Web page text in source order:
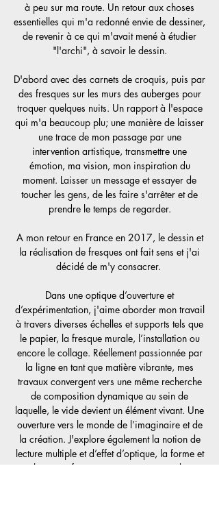
à peu sur ma route. Un retour aux choses
essentielles qui m'a redonné envie de dessiner,
de revenir à ce qui m'avait mené à étudier
"l'archi", à savoir le dessin.
D'abord avec des carnets de croquis, puis par
des fresques sur les murs des auberges pour
troquer quelques nuits. Un rapport à l'espace
qui m'a beaucoup plu; une manière de laisser
une trace de mon passage par une
intervention artistique, transmettre une
émotion, ma vision, mon inspiration du
moment. Laisser un message et essayer de
toucher les gens, de les faire s'arrêter et de
prendre le temps de regarder.
A mon retour en France en 2017, le dessin et
la réalisation de fresques ont fait sens et j'ai
décidé de m'y consacrer.
Dans une optique d’ouverture et
d’expérimentation, j'aime aborder mon travail
à travers diverses échelles et supports tels que
le papier, la fresque murale, l’installation ou
encore le collage. Réellement passionnée par
la ligne en tant que matière vibrante, mes
travaux convergent vers une même recherche
de composition dynamique au sein de
laquelle, le vide devient un élément vivant. Une
ouverture vers le monde de l’imaginaire et de
la création. J'explore également la notion de
lecture multiple et d’effet d’optique, la forme et
la contre-forme, comme un moyen de